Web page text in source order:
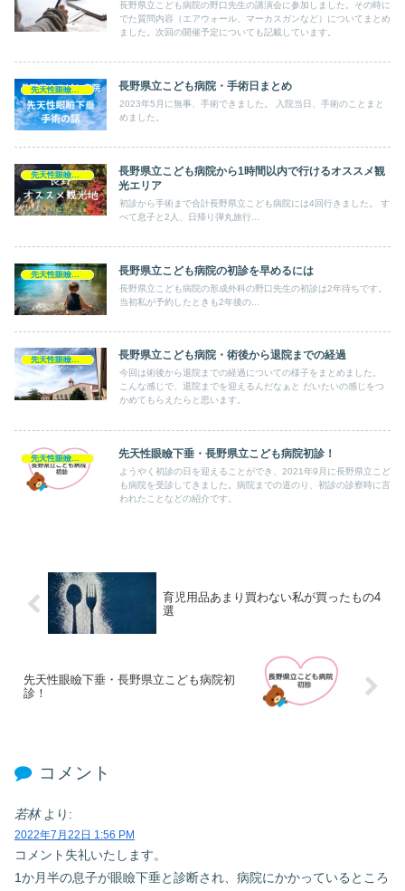
長野県立こども病院の野口先生の講演会に参加しました。その時に
でた質問内容（エアウォール、マーカスガンなど）についてまとめ
ました。次回の開催予定についても記載しています。
長野県立こども病院・手術日まとめ
2023年5月に無事、手術できました。 入院当日、手術のことまと
めました。
長野県立こども病院から1時間以内で行けるオススメ観
光エリア
初診から手術まで合計長野県立こども病院には4回行きました。 す
べて息子と2人、日帰り弾丸旅行...
長野県立こども病院の初診を早めるには
長野県立こども病院の形成外科の野口先生の初診は2年待ちです。
当初私が予約したときも2年後の...
長野県立こども病院・術後から退院までの経過
今回は術後から退院までの経過についての様子をまとめました。
こんな感じで、退院までを迎えるんだなぁと だいたいの感じをつ
かめてもらえたらと思います。
先天性眼瞼下垂・長野県立こども病院初診！
ようやく初診の日を迎えることができ、2021年9月に長野県立こど
も病院を受診してきました。病院までの道のり、初診の診察時に言
われたことなどの紹介です。
育児用品あまり買わない私が買ったもの4
選
先天性眼瞼下垂・長野県立こども病院初
診！
コメント
若林 より:
2022年7月22日 1:56 PM
コメント失礼いたします。
1か月半の息子が眼瞼下垂と診断され、病院にかかっているところ